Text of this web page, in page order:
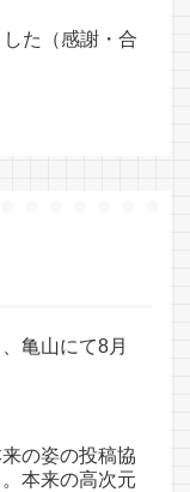
た（感謝・合
亀山にて8月
の姿の投稿協
本来の高次元